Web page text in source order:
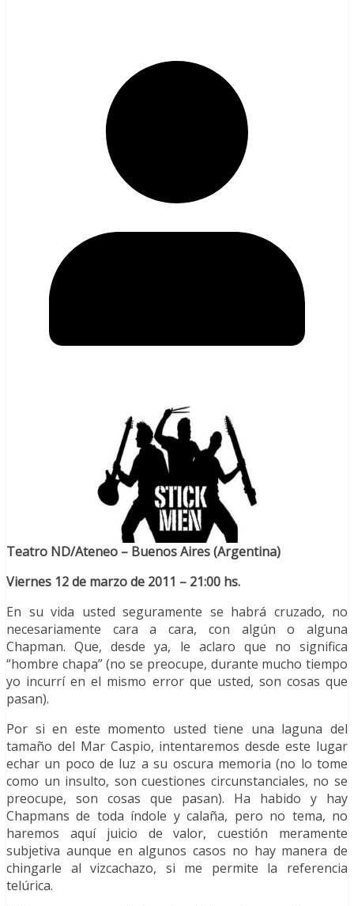
Teatro ND/Ateneo – Buenos Aires (Argentina)
Viernes 12 de marzo de 2011 – 21:00 hs.
En su vida usted seguramente se habrá cruzado, no
necesariamente cara a cara, con algún o alguna
Chapman. Que, desde ya, le aclaro que no significa
“hombre chapa” (no se preocupe, durante mucho tiempo
yo incurrí en el mismo error que usted, son cosas que
pasan).
Por si en este momento usted tiene una laguna del
tamaño del Mar Caspio, intentaremos desde este lugar
echar un poco de luz a su oscura memoria (no lo tome
como un insulto, son cuestiones circunstanciales, no se
preocupe, son cosas que pasan). Ha habido y hay
Chapmans de toda índole y calaña, pero no tema, no
haremos aquí juicio de valor, cuestión meramente
subjetiva aunque en algunos casos no hay manera de
chingarle al vizcachazo, si me permite la referencia
telúrica.